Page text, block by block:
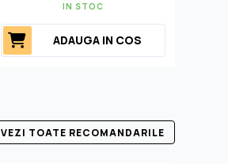
IN STOC
ADAUGA IN COS
VEZI TOATE RECOMANDARILE